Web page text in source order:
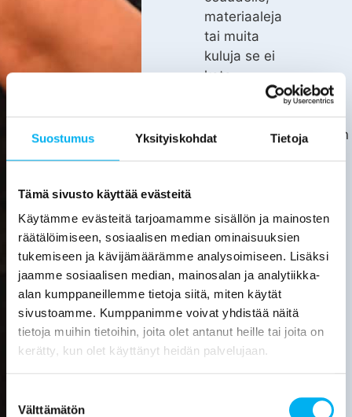
Suostumus Yksityiskohdat Tietoja
Tämä sivusto käyttää evästeitä
Käytämme evästeitä tarjoamamme sisällön ja mainosten
räätälöimiseen, sosiaalisen median ominaisuuksien
tukemiseen ja kävijämäärämme analysoimiseen. Lisäksi
jaamme sosiaalisen median, mainosalan ja analytiikka-
alan kumppaneillemme tietoja siitä, miten käytät
sivustoamme. Kumppanimme voivat yhdistää näitä
tietoja muihin tietoihin, joita olet antanut heille tai joita on
kerätty, kun olet käyttänyt heidän palvelujaan.
valinta
Välttämätön
materiaaleja
tai muita
kuluja se ei
kata.
huolehtii
kotitalousvähennyksen
tiedot
löytyvät
verottajan
sivuilta.
Laske
viemärin
sukituksen
hinta